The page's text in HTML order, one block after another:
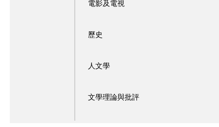
電影及電視
歷史
人文學
文學理論與批評